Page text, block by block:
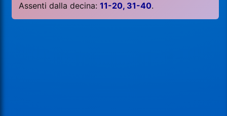
Assenti dalla decina:11-20, 31-40.